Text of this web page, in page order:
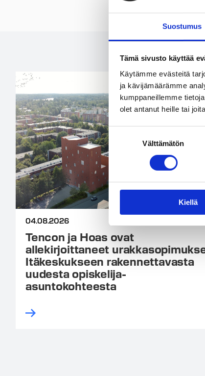
Suostumus
Tämä sivusto käyttää
Käytämme evästeitä
ja kävijämäärämme
kumppaneillemme
olet antanut heille tai
Suostumuksen
valinta
Välttämätön
Kiellä
04.08.2026
Tencon ja Hoas ovat
allekirjoittaneet
Itäkeskukseen rakennettavasta
uudesta opiskelija-
asuntokohteesta